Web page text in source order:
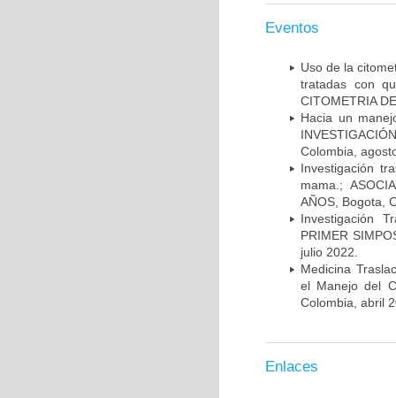
Eventos
Uso de la
tratadas con
CITOMETRIA
Hacia un
Colombia,
Investigación
mama.;
AÑOS, Bogota,
Investigación
PRIMER
julio 2022.
Medicina
el Manejo del
Colombia, abril
Enlaces